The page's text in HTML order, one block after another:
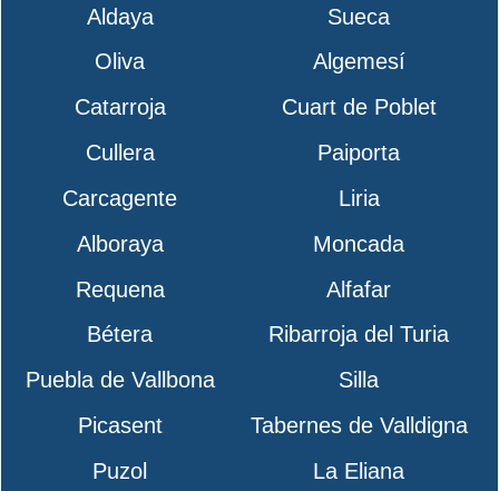
Aldaya
Sueca
Oliva
Algemesí
Catarroja
Cuart de Poblet
Cullera
Paiporta
Carcagente
Liria
Alboraya
Moncada
Requena
Alfafar
Bétera
Ribarroja del Turia
Puebla de Vallbona
Silla
Picasent
Tabernes de Valldigna
Puzol
La Eliana